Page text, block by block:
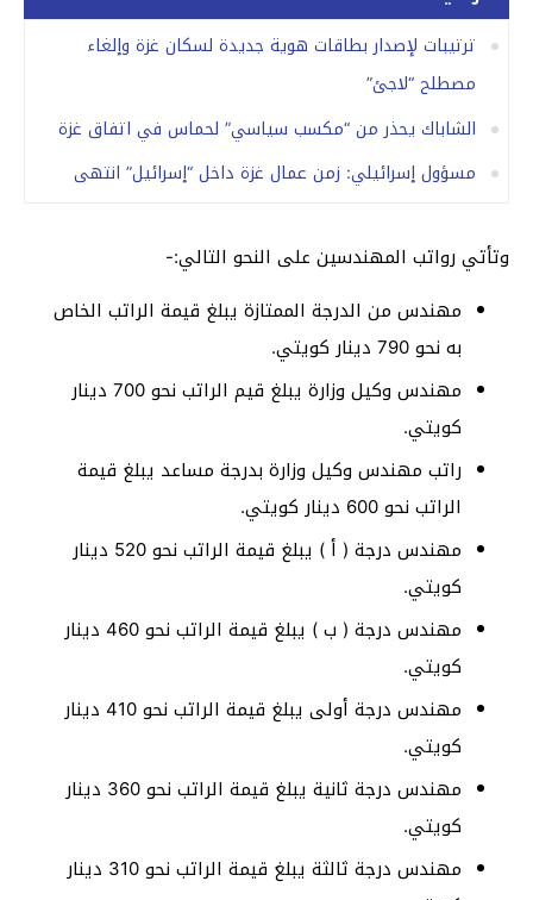
ترتيبات لإصدار بطاقات هوية جديدة لسكان غزة وإلغاء
مصطلح “لاجئ”
الشاباك يحذر من “مكسب سياسي” لحماس في اتفاق غزة
مسؤول إسرائيلي: زمن عمال غزة داخل “إسرائيل” انتهى
وتأتي رواتب المهندسين على النحو التالي:-
مهندس من الدرجة الممتازة يبلغ قيمة الراتب الخاص
به نحو 790 دينار كويتي.
مهندس وكيل وزارة يبلغ قيم الراتب نحو 700 دينار
كويتي.
راتب مهندس وكيل وزارة بدرجة مساعد يبلغ قيمة
الراتب نحو 600 دينار كويتي.
مهندس درجة ( أ ) يبلغ قيمة الراتب نحو 520 دينار
كويتي.
مهندس درجة ( ب ) يبلغ قيمة الراتب نحو 460 دينار
كويتي.
مهندس درجة أولى يبلغ قيمة الراتب نحو 410 دينار
كويتي.
مهندس درجة ثانية يبلغ قيمة الراتب نحو 360 دينار
كويتي.
مهندس درجة ثالثة يبلغ قيمة الراتب نحو 310 دينار